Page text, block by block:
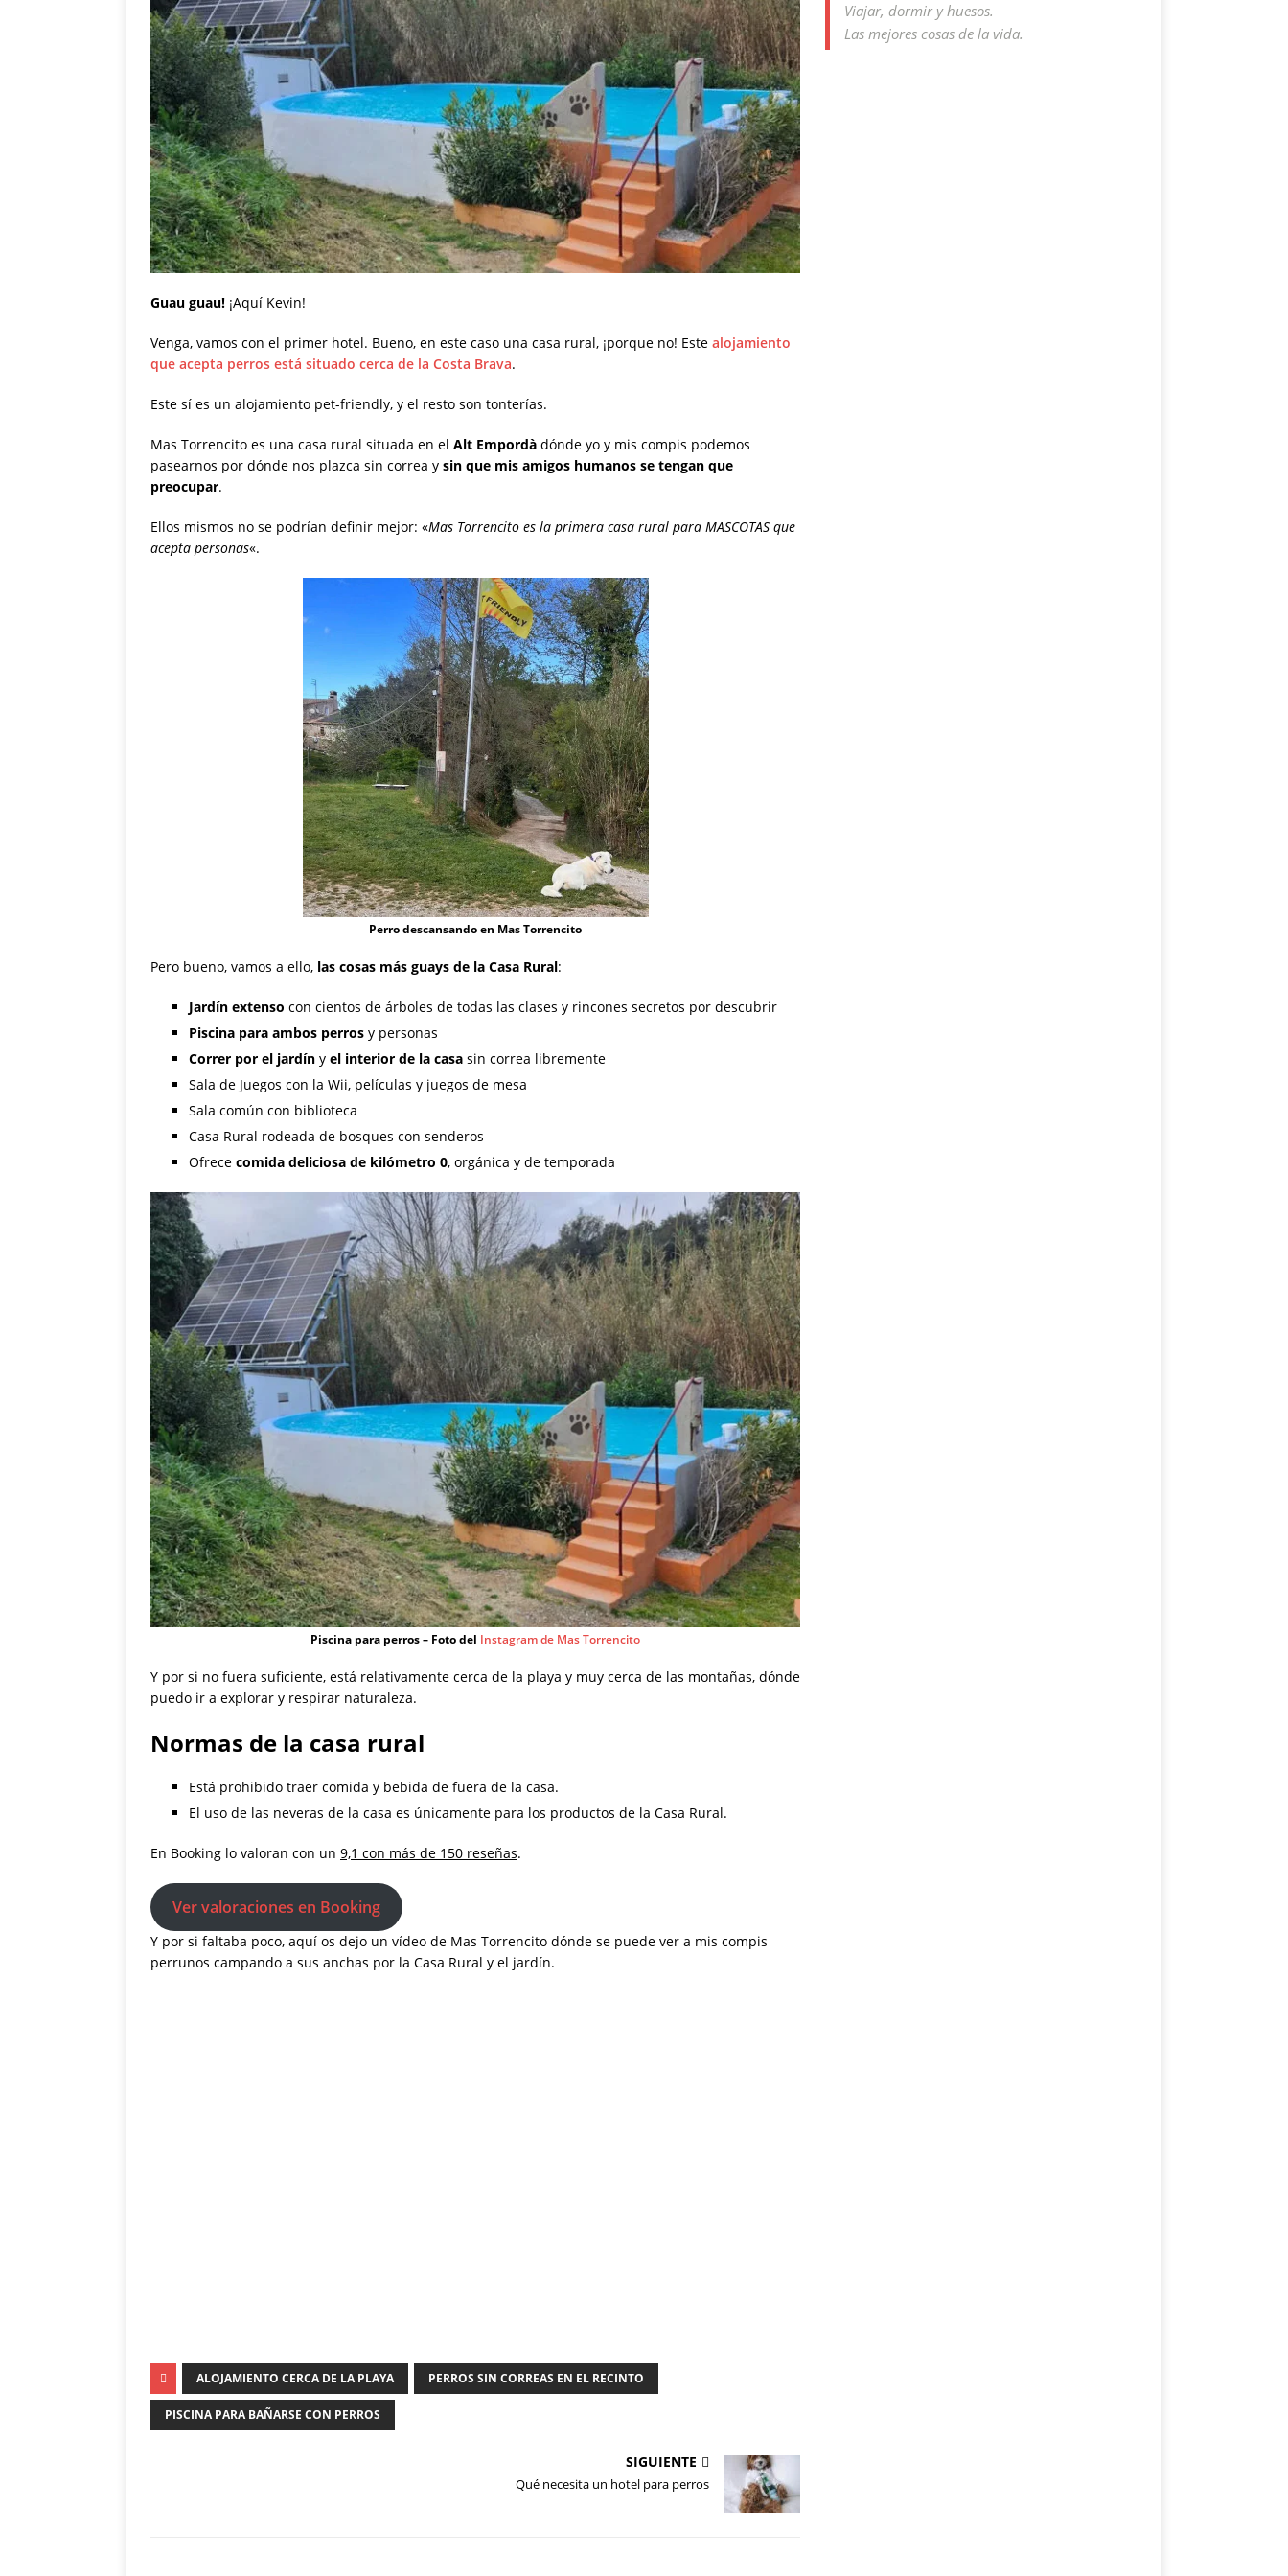
Guau guau! ¡Aquí Kevin!
Venga, vamos con el primer hotel. Bueno, en este caso una casa rural, ¡porque no! Este alojamiento
que acepta perros está situado cerca de la Costa Brava.
Este sí es un alojamiento pet-friendly, y el resto son tonterías.
Mas Torrencito es una casa rural situada en el Alt Empordà dónde yo y mis compis podemos
pasearnos por dónde nos plazca sin correa y sin que mis amigos humanos se tengan que
preocupar.
Ellos mismos no se podrían definir mejor: «Mas Torrencito es la primera casa rural para MASCOTAS que
acepta personas«.
Perro descansando en Mas Torrencito
Pero bueno, vamos a ello, las cosas más guays de la Casa Rural:
Jardín extenso con cientos de árboles de todas las clases y rincones secretos por descubrir
Piscina para ambos perros y personas
Correr por el jardín y el interior de la casa sin correa libremente
Sala de Juegos con la Wii, películas y juegos de mesa
Sala común con biblioteca
Casa Rural rodeada de bosques con senderos
Ofrece comida deliciosa de kilómetro 0, orgánica y de temporada
Piscina para perros – Foto del Instagram de Mas Torrencito
Y por si no fuera suficiente, está relativamente cerca de la playa y muy cerca de las montañas, dónde
puedo ir a explorar y respirar naturaleza.
Normas de la casa rural
Está prohibido traer comida y bebida de fuera de la casa.
El uso de las neveras de la casa es únicamente para los productos de la Casa Rural.
En Booking lo valoran con un 9,1 con más de 150 reseñas.
Ver valoraciones en Booking
Y por si faltaba poco, aquí os dejo un vídeo de Mas Torrencito dónde se puede ver a mis compis
perrunos campando a sus anchas por la Casa Rural y el jardín.
ALOJAMIENTO CERCA DE LA PLAYA PERROS SIN CORREAS EN EL RECINTO
PISCINA PARA BAÑARSE CON PERROS
SIGUIENTE
Qué necesita un hotel para perros
Viajar, dormir y huesos.
Las mejores cosas de la vida.